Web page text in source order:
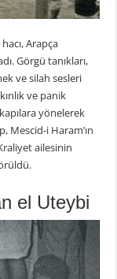
Arapça
Görgü tanıkları,
ve silah sesleri
ve panik
yönelerek
Mescid-i Haram’ın
ailesinin
el Uteybi